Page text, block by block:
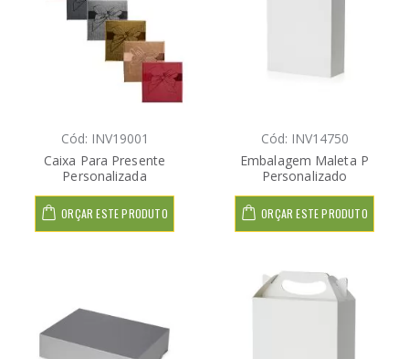
Cód: INV19001
Caixa Para Presente
Personalizada
ORÇAR ESTE PRODUTO
Cód: INV14750
Embalagem Maleta P
Personalizado
ORÇAR ESTE PRODUTO